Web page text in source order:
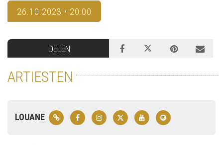
26.10.2023 • 20:00
DELEN
ARTIESTEN
LOUANE